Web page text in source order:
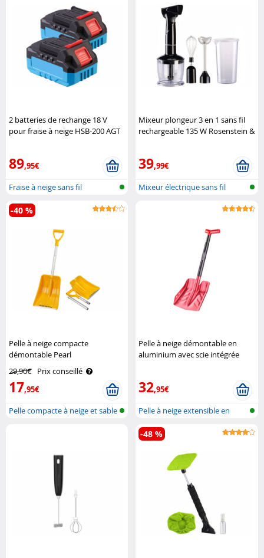
2 batteries de rechange 18 V
pour fraise à neige HSB-200 AGT
89,95€
Fraise à neige sans fil
Mixeur plongeur 3 en 1 sans fil
rechargeable 135 W Rosenstein &
39,99€
Mixeur électrique sans fil
Pelle à neige compacte
démontable Pearl
29,90€ Prix conseillé
17,95€
-40 %
Pelle compacte à neige et sable
Pelle à neige démontable en
aluminium avec scie intégrée
32,95€
Pelle à neige extensible en
alumini..
-48 %